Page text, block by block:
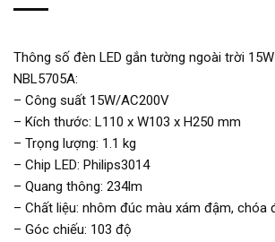
Thông số đèn LED gắn tường ngoài trời
NBL5705A:
– Công suất 15W/AC200V
– Kích thước: L110 x W103 x H250 mm
– Trọng lượng: 1.1 kg
– Chip LED: Philips3014
– Quang thông: 234lm
– Chất liệu: nhôm đúc màu xám đậm, chóa
– Góc chiếu: 103 độ